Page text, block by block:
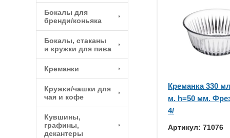
Бокалы для
бренди/коньяка
Бокалы, стаканы
и кружки для пива
Креманки
Кружки/чашки для
чая и кофе
Кувшины,
графины,
декантеры
Креманка 330
м. h=50 мм.
4/
Артикул: 71076